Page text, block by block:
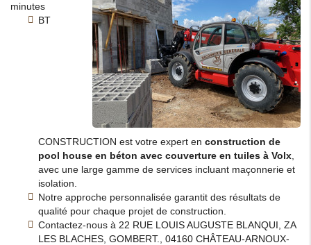
minutes
BT
CONSTRUCTION est votre expert en construction de
pool house en béton avec couverture en tuiles à Volx
avec une large gamme de services incluant maçonnerie et
isolation.
Notre approche personnalisée garantit des résultats de
qualité pour chaque projet de construction.
Contactez-nous à 22 RUE LOUIS AUGUSTE BLANQUI, ZA
LES BLACHES, GOMBERT., 04160 CHÂTEAU-ARNOUX-